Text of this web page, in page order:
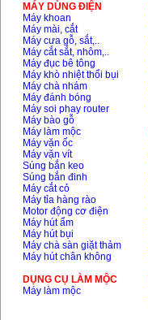
Hero AFT 300 AC/DC
Price
50500000
May han que dien tu
KenMax ARC 315
Price:3550000
May han bam Hong
ky HB4KB (4KVA)
Price
Day cap han Samwon
Korea
Price
May han que dien tu
Jasic ZX7 200E
Price:
MÁY DÙNG ĐIỆN
Máy khoan
Máy mài, cắt
Máy cưa gỗ, sắt,..
Máy cắt sắt, nhôm,..
Máy đục bê tông
Máy khò nhiệt thổi bụi
Máy chà nhám
Máy đánh bóng
Máy soi phay router
Máy bào gỗ
Máy làm mộc
Máy vặn ốc
Máy vặn vít
Súng bắn keo
Súng bắn đinh
Máy cắt cỏ
Máy tỉa hàng rào
Motor động cơ điện
Máy hút ẩm
Máy hút bụi
Máy chà sàn giặt thảm
Máy hút chân không
DỤNG CỤ LÀM MỘC
Máy làm mộc